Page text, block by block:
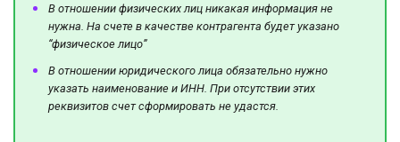
В отношении физических лиц никакая информация не
нужна. На счете в качестве контрагента будет указано
“физическое лицо”
В отношении юридического лица обязательно нужно
указать наименование и ИНН. При отсутствии этих
реквизитов счет сформировать не удастся.